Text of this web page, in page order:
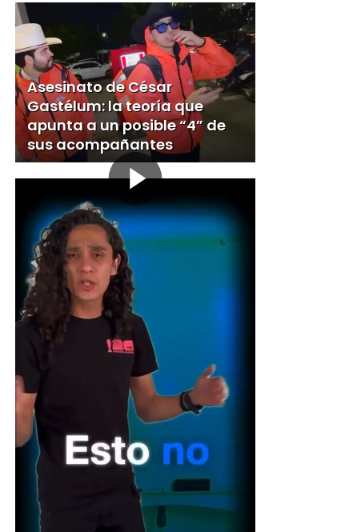
Asesinato de César
Gastélum: la teoría que
apunta a un posible “4” de
sus acompañantes